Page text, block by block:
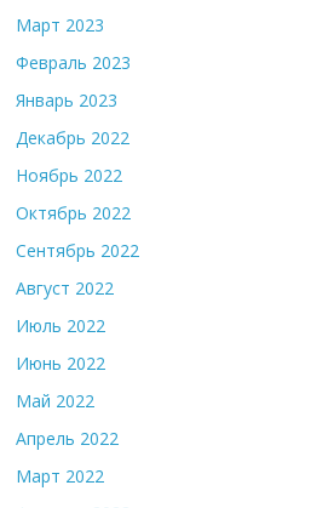
Март 2023
Февраль 2023
Январь 2023
Декабрь 2022
Ноябрь 2022
Октябрь 2022
Сентябрь 2022
Август 2022
Июль 2022
Июнь 2022
Май 2022
Апрель 2022
Март 2022